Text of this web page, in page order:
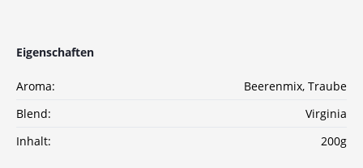
Eigenschaften
Aroma: Beerenmix, Traube
Blend:
Virginia
Inhalt:
200g
*Gilt nicht für Tabakwaren, Vapes, Liquid, Kohle und Xkah